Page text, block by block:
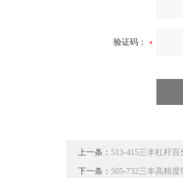
验证码：
上一条： 513-415三丰杠杆
下一条： 505-732三丰高精